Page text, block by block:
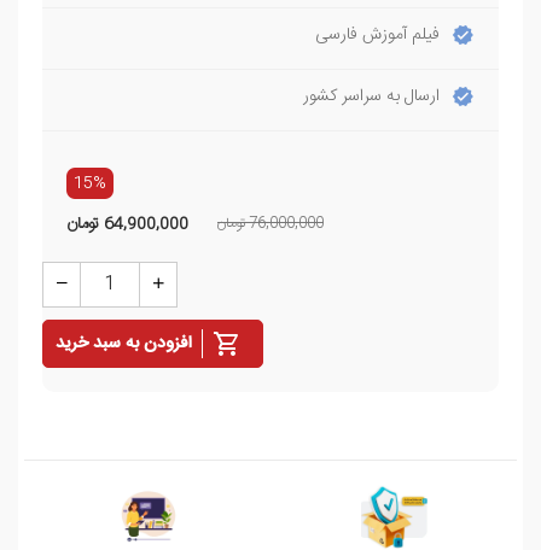
فیلم آموزش فارسی
ارسال به سراسر کشور
15%
76,000,000 تومان 64,900,000 تومان
افزودن به سبد خرید